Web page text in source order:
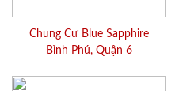
Chung Cư Blue Sapphire
Bình Phú, Quận 6